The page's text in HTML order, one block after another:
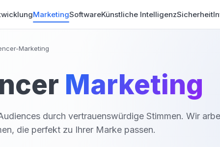
MarketingSoftwareKünstliche IntelligenzSicherheit
Marketing
Marketing
durch vertrauenswürdige Stimmen. Wir
die perfekt zu Ihrer Marke passen.